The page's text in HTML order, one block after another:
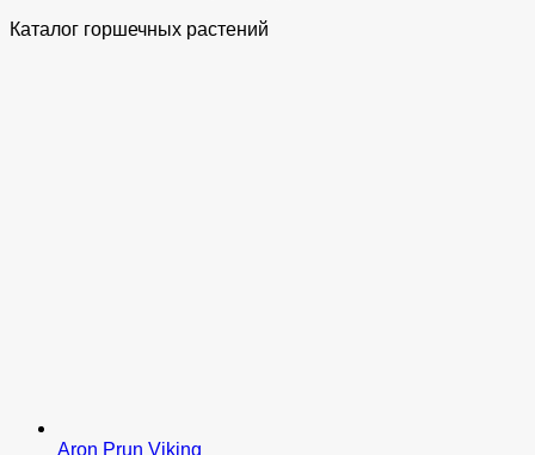
Каталог горшечных растений
Aron Prun Viking